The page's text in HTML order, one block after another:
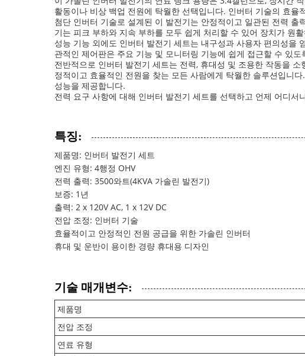
활동이나 비상 백업 전원에 탁월한 선택입니다. 인버터 기술의 효
첨단 인버터 기술로 설계된 이 발전기는 안정적이고 일관된 전력
기는 피크 부하와 지속 부하를 모두 쉽게 처리할 수 있어 장치가 원
성능 기능 외에도 인버터 발전기 세트는 내구성과 사용자 편의성을
관적인 제어판은 주요 기능 및 모니터링 기능에 쉽게 접근할 수 있
전반적으로 인버터 발전기 세트는 전력, 휴대성 및 조용한 작동을
정적이고 효율적인 전원을 찾는 모든 사람에게 탁월한 솔루션입니
성능을 제공합니다.
전력 요구 사항에 대해 인버터 발전기 세트를 선택하고 언제 어디
특징:
제품명: 인버터 발전기 세트
엔진 유형: 4행정 OHV
전력 출력: 3500와트(4KVA 가솔린 발전기)
보증: 1년
출력: 2 x 120V AC, 1 x 12V DC
전압 조정: 인버터 기술
효율적이고 안정적인 전원 공급을 위한 가솔린 인버터
휴대 및 운반이 용이한 경량 휴대용 디자인
기술 매개변수:
제품명
전압 조정
연료 유형